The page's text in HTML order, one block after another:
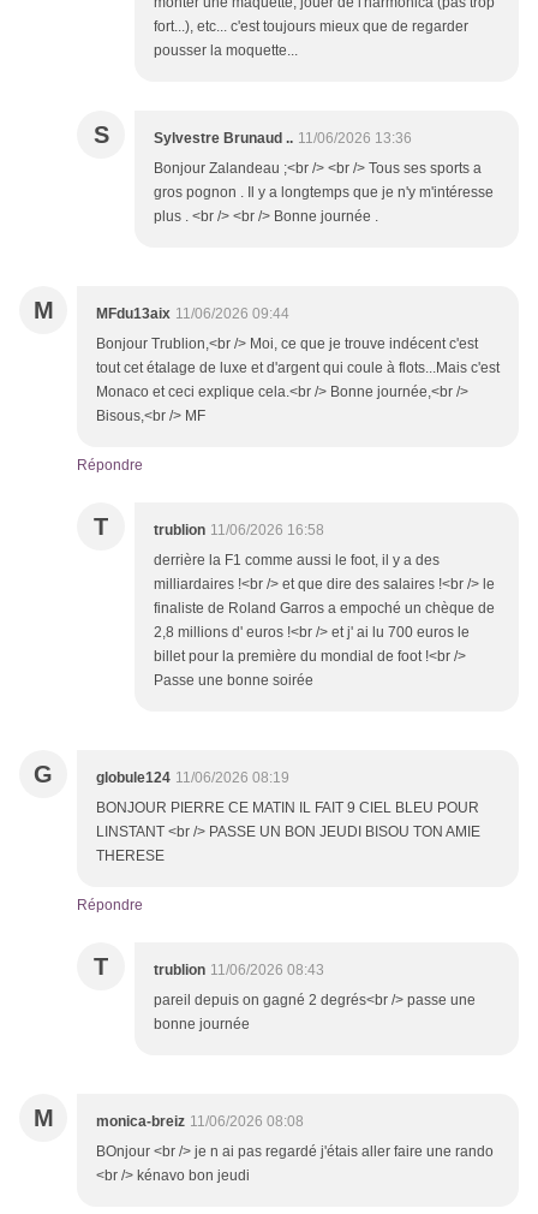
fort...), etc... c'est toujours mieux que de regarder
pousser la moquette...
S Sylvestre Brunaud .. 11/06/2026 13:36
Bonjour Zalandeau ;<br /> <br /> Tous ses sports a
gros pognon . Il y a longtemps que je n'y m'intéresse
plus . <br /> <br /> Bonne journée .
M MFdu13aix 11/06/2026 09:44
Bonjour Trublion,<br /> Moi, ce que je trouve indécent c'est
tout cet étalage de luxe et d'argent qui coule à flots...Mais c'est
Monaco et ceci explique cela.<br /> Bonne journée,<br />
Bisous,<br /> MF
Répondre
T trublion 11/06/2026 16:58
derrière la F1 comme aussi le foot, il y a des
milliardaires !<br /> et que dire des salaires !<br /> le
finaliste de Roland Garros a empoché un chèque de
2,8 millions d' euros !<br /> et j' ai lu 700 euros le
billet pour la première du mondial de foot !<br />
Passe une bonne soirée
G globule124 11/06/2026 08:19
BONJOUR PIERRE CE MATIN IL FAIT 9 CIEL BLEU POUR
LINSTANT <br /> PASSE UN BON JEUDI BISOU TON AMIE
THERESE
Répondre
T trublion 11/06/2026 08:43
pareil depuis on gagné 2 degrés<br /> passe une
bonne journée
M monica-breiz 11/06/2026 08:08
BOnjour <br /> je n ai pas regardé j'étais aller faire une rando
<br /> kénavo bon jeudi